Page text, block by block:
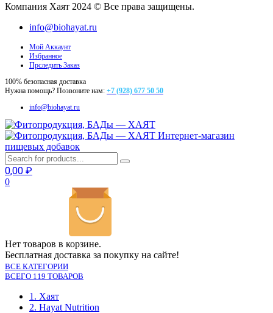
Компания Хаят 2024 © Все права защищены.
info@biohayat.ru
Мой Аккаунт
Избранное
Прследить Заказ
100% безопасная доставка
Нужна помощь? Позвоните нам: +7 (928) 677 50 50
info@biohayat.ru
Интернет-магазин
пищевых добавок
0,00 ₽
0
Нет товаров в корзине.
Бесплатная доставка за покупку на сайте!
ВСЕ КАТЕГОРИИ
ВСЕГО 119 ТОВАРОВ
1. Хаят
2. Hayat Nutrition